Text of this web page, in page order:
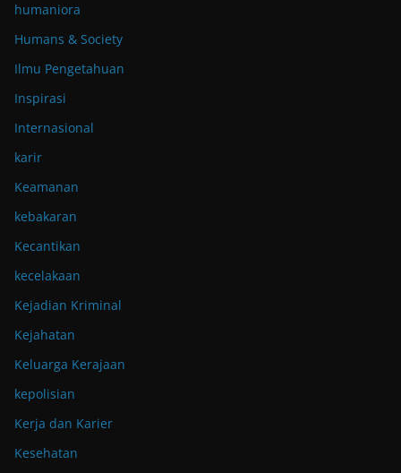
humaniora
Humans & Society
Ilmu Pengetahuan
Inspirasi
Internasional
karir
Keamanan
kebakaran
Kecantikan
kecelakaan
Kejadian Kriminal
Kejahatan
Keluarga Kerajaan
kepolisian
Kerja dan Karier
Kesehatan